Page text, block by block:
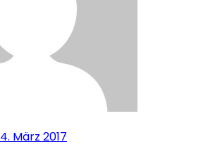
4. März 2017